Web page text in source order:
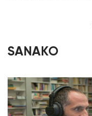
SANAKO